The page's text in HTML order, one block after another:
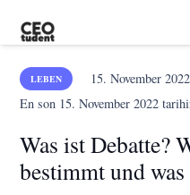
LEBEN 15. November 2022
En son 15. November 2022
Was ist Debatte?
bestimmt und